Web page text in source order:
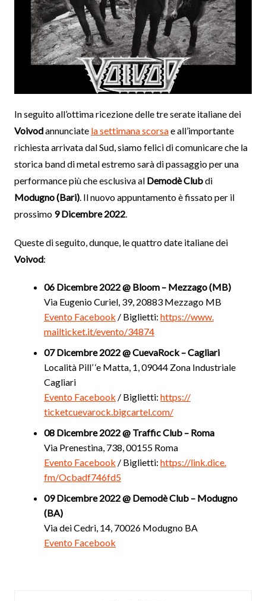
In seguito all’ottima ricezione delle tre serate italiane dei
Voivodannunciate la settimana scorsae all’importante
richiesta arrivata dal Sud, siamo felici di comunicare che la
storica band di metal estremo sarà di passaggio per una
performance più che esclusiva al Demodè Clubdi
Modugno (Bari). Il nuovo appuntamento è fissato per il
prossimo 9 Dicembre 2022.
Queste di seguito, dunque, le quattro date italiane dei
Voivod:
06 Dicembre 2022 @ Bloom – Mezzago (MB)
Via Eugenio Curiel, 39, 20883 Mezzago MB
Evento Facebook / Biglietti: https://www.
mailticket.it/evento/34874
07 Dicembre 2022 @ CuevaRock – Cagliari
Località Pill’ ‘e Matta, 1, 09044 Zona Industriale
Cagliari
Evento Facebook / Biglietti: https://
ticketcuevarock.bigcartel.com/
08 Dicembre 2022 @ Traffic Club – Roma
Via Prenestina, 738, 00155 Roma
Evento Facebook / Biglietti: https://link.dice.
fm/Ocbadf746fd5
09 Dicembre 2022 @ Demodè Club – Modugno
(BA)
Via dei Cedri, 14, 70026 Modugno BA
Evento Facebook